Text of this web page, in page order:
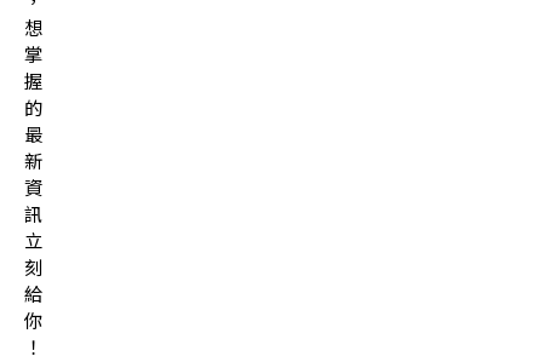
想
掌
握
的
最
新
資
訊
立
刻
給
你
！